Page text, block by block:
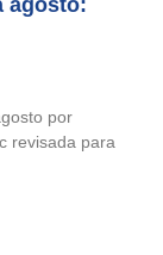
agosto:
por
revisada para